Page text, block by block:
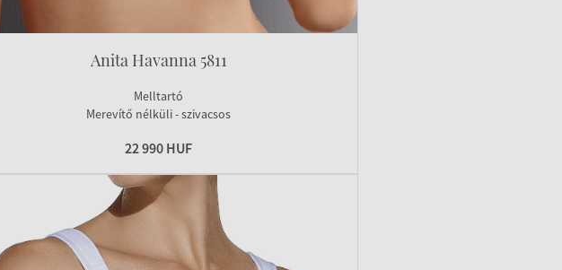
Anita Havanna 5811
Melltartó
Merevítő nélküli - szivacsos
22 990 HUF